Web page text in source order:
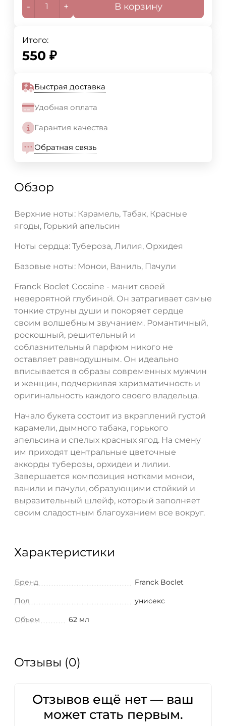
- + В корзину
Итого:
550 ₽
Быстрая доставка
Удобная оплата
Гарантия качества
Обратная связь
Обзор
Верхние ноты: Карамель, Табак, Красные
ягоды, Горький апельсин
Ноты сердца: Тубероза, Лилия, Орхидея
Базовые ноты: Монои, Ваниль, Пачули
Franck Boclet Cocaine - манит своей
невероятной глубиной. Он затрагивает самые
тонкие струны души и покоряет сердце
своим волшебным звучанием. Романтичный,
роскошный, решительный и
соблазнительный парфюм никого не
оставляет равнодушным. Он идеально
вписывается в образы современных мужчин
и женщин, подчеркивая харизматичность и
оригинальность каждого своего владельца.
Начало букета состоит из вкраплений густой
карамели, дымного табака, горького
апельсина и спелых красных ягод. На смену
им приходят центральные цветочные
аккорды туберозы, орхидеи и лилии.
Завершается композиция нотками монои,
ванили и пачули, образующими стойкий и
выразительный шлейф, который заполняет
своим сладостным благоуханием все вокруг.
Характеристики
Бренд Franck Boclet
Пол унисекс
Объем 62 мл
Отзывы (0)
Отзывов ещё нет — ваш
может стать первым.